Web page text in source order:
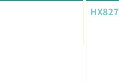
HX827